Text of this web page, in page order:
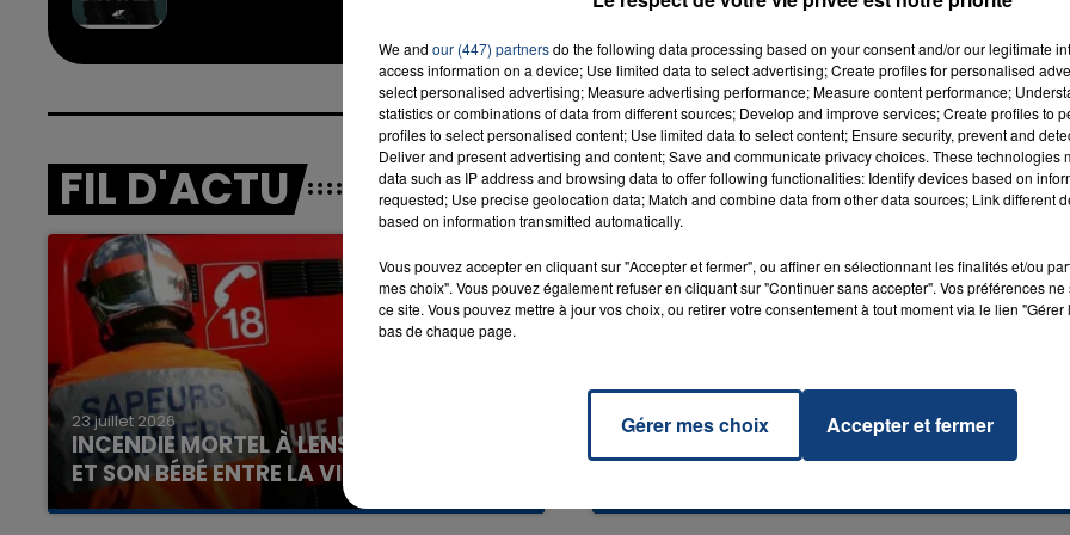
LA TEAM DU WEEK-END
7h00 - 12h00
LA TEAM DU WEEK-END
FIL D'ACTU
23 juillet 2026
INCENDIE MORTEL À LENS : UNE FEMME
ET SON BÉBÉ ENTRE LA VIE ET LA...
Un homme s'est immolé par le feu après avoir
20 juillet 2026
UNE ADOLESCENTE DEVANT SE FAIRE
La famille a porté plainte contre la clinique qui a
We and our (447) partnersdo the following data processing based on your consent and/or our legitimate
access information on a device; Use limited data to select advertising; Create profiles for personalised
select personalised advertising; Measure advertising performance; Measure content performance;
statistics or combinations of data from different sources; Develop and improve services; Create profiles to
profiles to select personalised content; Use limited data to select content; Ensure security, prevent and
Deliver and present advertising and content; Save and communicate privacy choices. These technologies
data such as IP address and browsing data to offer following functionalities: Identify devices based on
requested; Use precise geolocation data; Match and combine data from other data sources; Link different
based on information transmitted automatically.
Vous pouvez accepter en cliquant sur "Accepter et fermer", ou affiner en sélectionnant les finalités et/ou
mes choix". Vous pouvez également refuser en cliquant sur "Continuer sans accepter". Vos préférences
ce site. Vous pouvez mettre à jour vos choix, ou retirer votre consentement à tout moment via le lien
bas de chaque page.
Gérer mes choix Accepter et fermer